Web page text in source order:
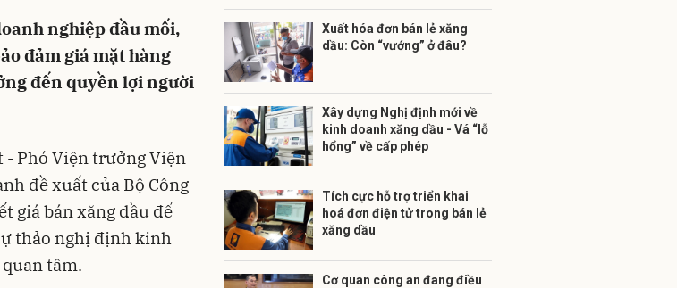
nghiệp đầu mối,
đảm giá mặt hàng
đến quyền lợi người
- Phó Viện trưởng Viện
đề xuất của Bộ Công
giá bán xăng dầu để
thảo nghị định kinh
tâm.
Xuất hóa đơn bán lẻ xăng
dầu: Còn “vướng” ở đâu?
Xây dựng Nghị định mới về
kinh doanh xăng dầu - Vá “lỗ
hổng” về cấp phép
Tích cực hỗ trợ triển khai
hoá đơn điện tử trong bán lẻ
xăng dầu
Cơ quan công an đang điều